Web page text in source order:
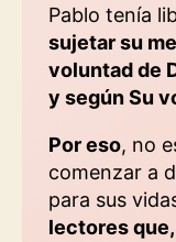
Pablo tenía
sujetar su
voluntad de
y según Su
Por eso, no
comenzar a
para sus
lectores